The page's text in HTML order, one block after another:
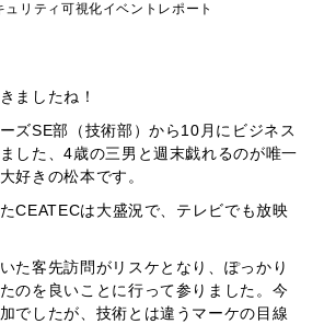
ュリティ 可視化イベントレポート
ましたね！
ズSE部（技術部）から10月にビジネス
した、4歳の三男と週末戯れるのが唯一
好きの松本です。
CEATECは大盛況で、テレビでも放映
た客先訪問がリスケとなり、ぽっかり
のを良いことに行って参りました。今
でしたが、技術とは違うマーケの目線